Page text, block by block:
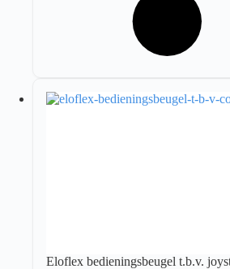
Eloflex bedieningsbeugel t.b.v.